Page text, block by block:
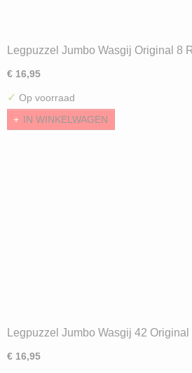
Legpuzzel Jumbo Wasgij Original 8
€ 16,95
✓ Op voorraad
IN WINKELWAGEN
Legpuzzel Jumbo Wasgij 42
€ 16,95